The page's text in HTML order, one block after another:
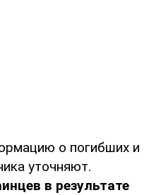
о погибших и
уточняют.
в результате